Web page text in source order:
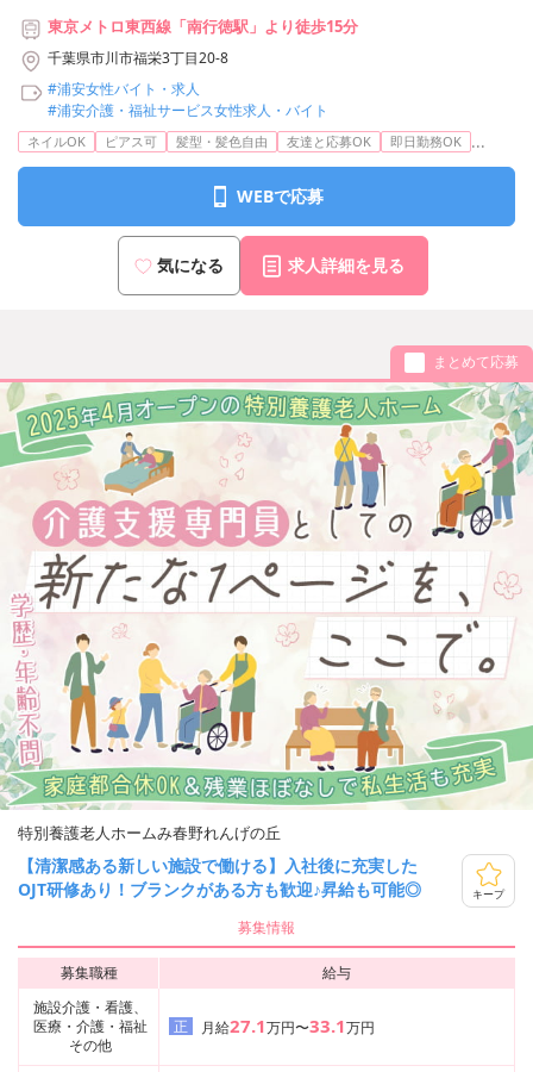
東京メトロ東西線「南行徳駅」より徒歩15分
千葉県市川市福栄3丁目20-8
#浦安女性バイト・求人
#浦安介護・福祉サービス女性求人・バイト
ネイルOK ピアス可 髪型・髪色自由 友達と応募OK 即日勤務OK ...
WEBで応募
気になる 求人詳細を見る
まとめて応募
特別養護老人ホームみ春野れんげの丘
【清潔感ある新しい施設で働ける】入社後に充実した
OJT研修あり！ブランクがある方も歓迎♪昇給も可能◎
キープ
募集情報
募集職種
給与
施設介護・看護、
医療・介護・福祉
その他
正 月給27.1万円〜33.1万円